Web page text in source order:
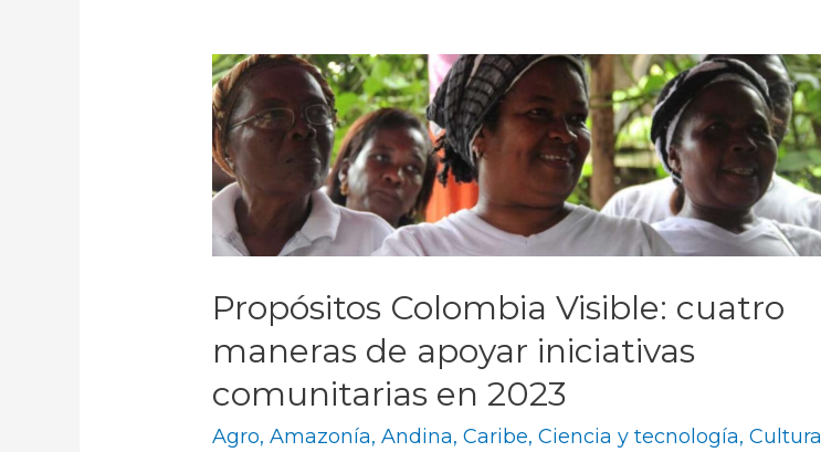
Propósitos Colombia Visible: cuatro
maneras de apoyar iniciativas
comunitarias en 2023
Agro,Amazonía,Andina,Caribe,Ciencia y tecnología,Cultura